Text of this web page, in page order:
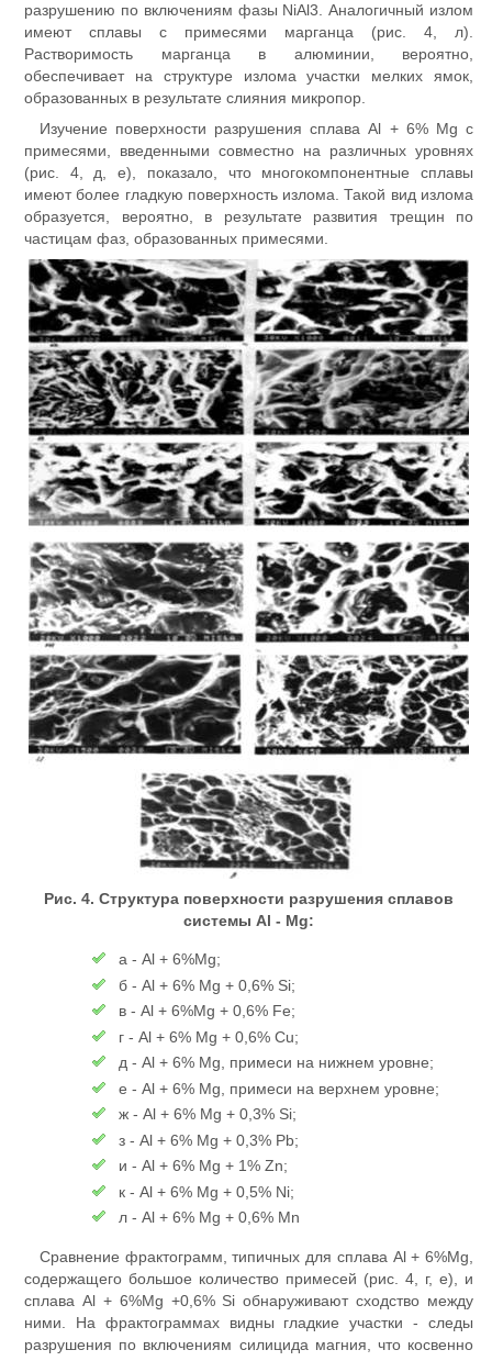
разрушению по включениям фазы NiAl3. Аналогичный излом
имеют сплавы с примесями марганца (рис. 4, л).
Растворимость марганца в алюминии, вероятно,
обеспечивает на структуре излома участки мелких ямок,
образованных в результате слияния микропор.
Изучение поверхности разрушения сплава Al + 6% Mg с
примесями, введенными совместно на различных уровнях
(рис. 4, д, е), показало, что многокомпонентные сплавы
имеют более гладкую поверхность излома. Такой вид излома
образуется, вероятно, в результате развития трещин по
частицам фаз, образованных примесями.
Рис. 4. Структура поверхности разрушения сплавов
системы Al - Mg:
а - Al + 6%Mg;
б - Al + 6% Mg + 0,6% Si;
в - Al + 6%Mg + 0,6% Fe;
г - Al + 6% Mg + 0,6% Cu;
д - Al + 6% Mg, примеси на нижнем уровне;
е - Al + 6% Mg, примеси на верхнем уровне;
ж - Al + 6% Mg + 0,3% Si;
з - Al + 6% Mg + 0,3% Pb;
и - Al + 6% Mg + 1% Zn;
к - Al + 6% Mg + 0,5% Ni;
л - Al + 6% Mg + 0,6% Mn
Сравнение фрактограмм, типичных для сплава Al + 6%Mg,
содержащего большое количество примесей (рис. 4, г, е), и
сплава Al + 6%Mg +0,6% Si обнаруживают сходство между
ними. На фрактограммах видны гладкие участки - следы
разрушения по включениям силицида магния, что косвенно